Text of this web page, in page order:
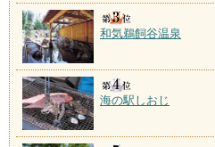
和気鵜飼谷温泉
海の駅しおじ